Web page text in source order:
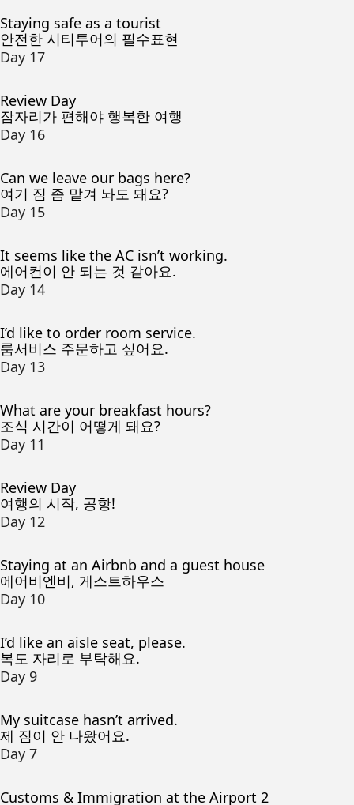
Staying safe as a tourist
안전한 시티투어의 필수표현
Day 17
Review Day
잠자리가 편해야 행복한 여행
Day 16
Can we leave our bags here?
여기 짐 좀 맡겨 놔도 돼요?
Day 15
It seems like the AC isn’t working.
에어컨이 안 되는 것 같아요.
Day 14
I’d like to order room service.
룸서비스 주문하고 싶어요.
Day 13
What are your breakfast hours?
조식 시간이 어떻게 돼요?
Day 11
Review Day
여행의 시작, 공항!
Day 12
Staying at an Airbnb and a guest house
에어비엔비, 게스트하우스
Day 10
I’d like an aisle seat, please.
복도 자리로 부탁해요.
Day 9
My suitcase hasn’t arrived.
제 짐이 안 나왔어요.
Day 7
Customs & Immigration at the Airport 2